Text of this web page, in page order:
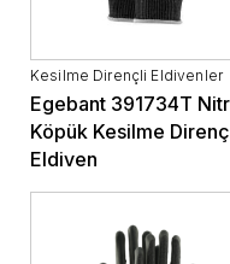
Kesilme Dirençli Eldivenler
Egebant 391734T
Köpük Kesilme
Eldiven